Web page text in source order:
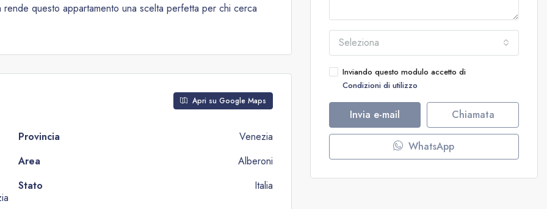
questo appartamento una scelta perfetta per chi cerca
Apri su Google Maps
Provincia
Venezia
Area
Alberoni
Stato
Italia
Seleziona
Inviando questo modulo accetto di
Condizioni di utilizzo
Invia e-mail Chiamata
WhatsApp